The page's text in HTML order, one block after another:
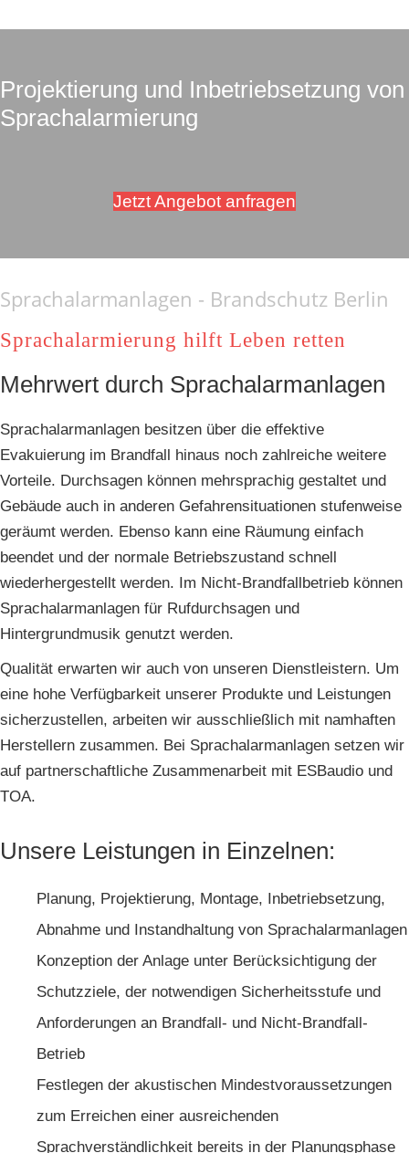
Projektierung und Inbetriebsetzung von
Sprachalarmierung
Jetzt Angebot anfragen
Sprachalarmanlagen - Brandschutz Berlin
Sprachalarmierung hilft Leben retten
Mehrwert durch Sprachalarmanlagen
Sprachalarmanlagen besitzen über die effektive
Evakuierung im Brandfall hinaus noch zahlreiche weitere
Vorteile. Durchsagen können mehrsprachig gestaltet und
Gebäude auch in anderen Gefahrensituationen stufenweise
geräumt werden. Ebenso kann eine Räumung einfach
beendet und der normale Betriebszustand schnell
wiederhergestellt werden. Im Nicht-Brandfallbetrieb können
Sprachalarmanlagen für Rufdurchsagen und
Hintergrundmusik genutzt werden.
Qualität erwarten wir auch von unseren Dienstleistern. Um
eine hohe Verfügbarkeit unserer Produkte und Leistungen
sicherzustellen, arbeiten wir ausschließlich mit namhaften
Herstellern zusammen. Bei Sprachalarmanlagen setzen wir
auf partnerschaftliche Zusammenarbeit mit ESBaudio und
TOA.
Unsere Leistungen in Einzelnen:
Planung, Projektierung, Montage, Inbetriebsetzung,
Abnahme und Instandhaltung von Sprachalarmanlagen
Konzeption der Anlage unter Berücksichtigung der
Schutzziele, der notwendigen Sicherheitsstufe und
Anforderungen an Brandfall- und Nicht-Brandfall-
Betrieb
Festlegen der akustischen Mindestvoraussetzungen
zum Erreichen einer ausreichenden
Sprachverständlichkeit bereits in der Planungsphase